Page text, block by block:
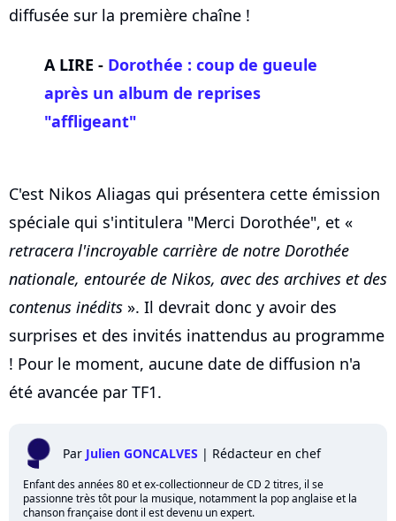
diffusée sur la première chaîne !
A LIRE - Dorothée : coup de gueule
après un album de reprises
"affligeant"
C'est Nikos Aliagas qui présentera cette émission
spéciale qui s'intitulera "Merci Dorothée", et «
retracera l'incroyable carrière de notre Dorothée
nationale, entourée de Nikos, avec des archives et des
contenus inédits ». Il devrait donc y avoir des
surprises et des invités inattendus au programme
! Pour le moment, aucune date de diffusion n'a
été avancée par TF1.
Par Julien GONCALVES | Rédacteur en chef
Enfant des années 80 et ex-collectionneur de CD 2 titres, il se
passionne très tôt pour la musique, notamment la pop anglaise et la
chanson française dont il est devenu un expert.